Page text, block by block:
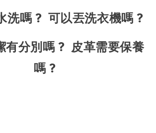
洗嗎 ? 可以丟洗衣機嗎 ?
有分別嗎 ? 皮革需要保養
嗎 ?